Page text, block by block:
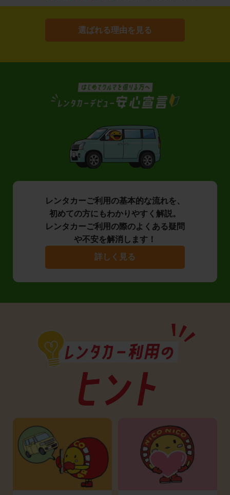
選ばれる理由を見る
レンタカーご利用の基本的な流れを、
初めての方にもわかりやすく解説。
レンタカーご利用の際のよくある疑問
や不安を解消します！
詳しく見る